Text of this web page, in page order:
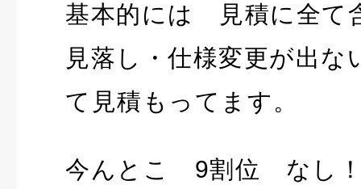
基本的には 見積に全て
見落し・仕様変更が出
て見積もってます。
今んとこ 9割位 なし